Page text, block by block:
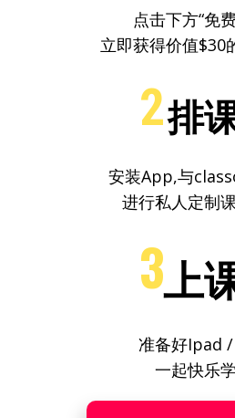
排
上
2
3
点击下方“免
立即获得价值$30
安装App,与
进行私人定制
准备好Ipad
一起快乐